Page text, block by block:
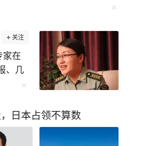
关注
家在
、几
演出
间，
蔽的
严
日本占领不算数